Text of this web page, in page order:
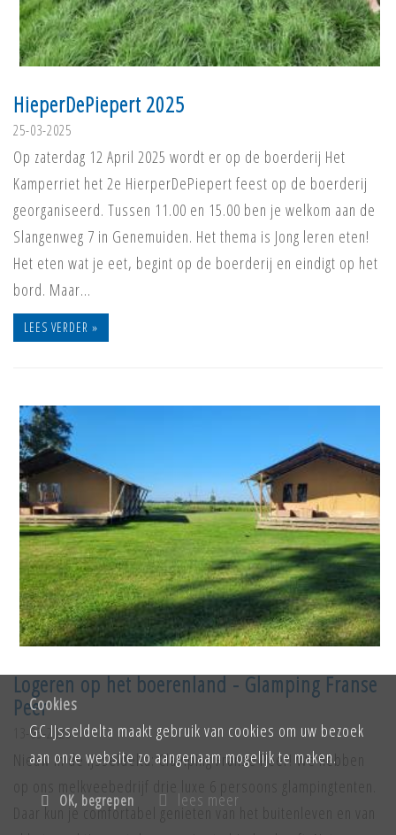
Cookies
GC IJsseldelta maakt gebruik van cookies om uw bezoek
aan onze website zo aangenaam mogelijk te maken.
OK, begrepen lees meer
HieperDePiepert 2025
25-03-2025
Op zaterdag 12 April 2025 wordt er op de boerderij Het
Kamperriet het 2e HierperDePiepert feest op de boerderij
georganiseerd. Tussen 11.00 en 15.00 ben je welkom aan de
Slangenweg 7 in Genemuiden. Het thema is Jong leren eten!
Het eten wat je eet, begint op de boerderij en eindigt op het
bord. Maar…
LEES VERDER »
Logeren op het boerenland - Glamping Franse
Peer
13-03-2025
Nieuw in de IJsseldelta: Clamping Franse Peer! We hebben
Daar kun je comfortabel genieten van het buitenleven en van